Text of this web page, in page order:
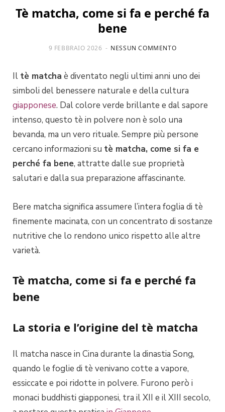
Tè matcha, come si fa e perché fa
bene
9 FEBBRAIO 2026 NESSUN COMMENTO
Il tè matcha è diventato negli ultimi anni uno dei
simboli del benessere naturale e della cultura
giapponese. Dal colore verde brillante e dal sapore
intenso, questo tè in polvere non è solo una
bevanda, ma un vero rituale. Sempre più persone
cercano informazioni su tè matcha, come si fa e
perché fa bene, attratte dalle sue proprietà
salutari e dalla sua preparazione affascinante.
Bere matcha significa assumere l’intera foglia di tè
finemente macinata, con un concentrato di sostanze
nutritive che lo rendono unico rispetto alle altre
varietà.
Tè matcha, come si fa e perché fa
bene
La storia e l’origine del tè matcha
Il matcha nasce in Cina durante la dinastia Song,
quando le foglie di tè venivano cotte a vapore,
essiccate e poi ridotte in polvere. Furono però i
monaci buddhisti giapponesi, tra il XII e il XIII secolo,